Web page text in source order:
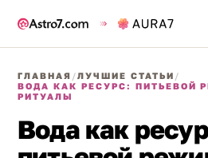
ГЛАВНАЯ /ЛУЧШИЕ СТАТЬИ /
ВОДА КАК РЕСУРС: ПИТЬЕВОЙ
РИТУАЛЫ
Вода как